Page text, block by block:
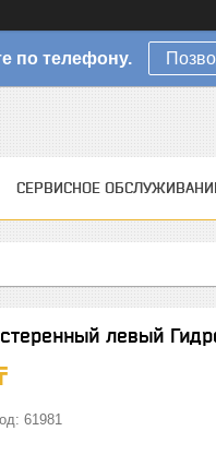
по телефону.
СЕРВИСНОЕ
левый
61981